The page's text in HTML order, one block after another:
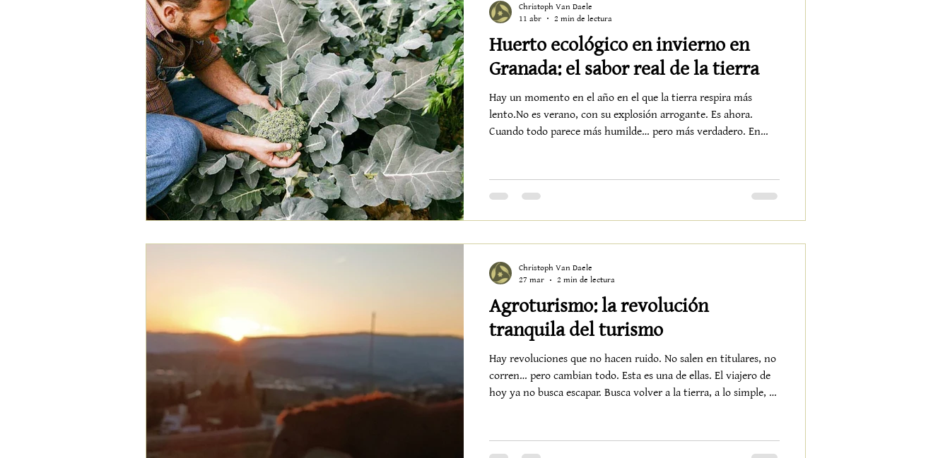
Huerto ecológico en invierno en
Granada: el sabor real de la tierra
Hay un momento en el año en el que la tierra respira más
lento.No es verano, con su explosión arrogante. Es ahora.
Cuando todo parece más humilde… pero más verdadero. En
campo duerme, aquí sucede justo lo contrario.La tierra trabaja
en silencio. Y nos regala una de las estaciones más honestas del
Christoph Van Daele
11 abr
2 min de lectura
Agroturismo: la revolución
tranquila del turismo
Hay revoluciones que no hacen ruido. No salen en titulares, no
corren… pero cambian todo. Esta es una de ellas. El viajero de
hoy ya no busca escapar. Busca volver a la tierra, a lo simple, a
menos artificio. Más verdad. Volver a lo esencial En Alquería de
Christoph Van Daele
27 mar
2 min de lectura